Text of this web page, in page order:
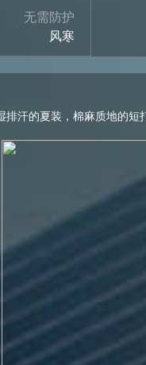
无需防护
风寒
汗的夏装，棉麻质地的短